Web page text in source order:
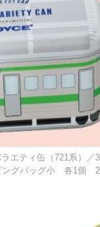
エティ缶（721系）
ングバッグ小 各1個